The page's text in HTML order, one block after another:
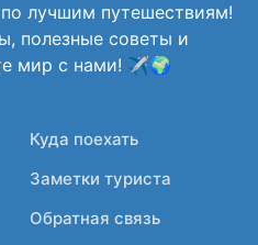
лучшим путешествиям!
полезные советы и
мир с нами! ✈️🌍
Куда поехать
Заметки туриста
Обратная связь